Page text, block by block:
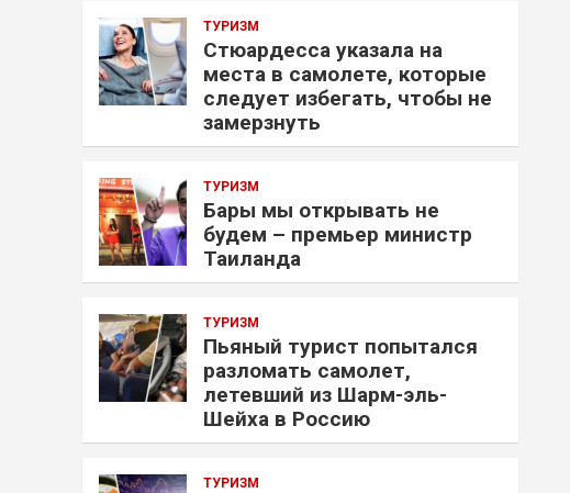
ТУРИЗМ
Стюардесса указала на
места в самолете, которые
следует избегать, чтобы не
замерзнуть
ТУРИЗМ
Бары мы открывать не
будем – премьер министр
Таиланда
ТУРИЗМ
Пьяный турист попытался
разломать самолет,
летевший из Шарм-эль-
Шейха в Россию
ТУРИЗМ